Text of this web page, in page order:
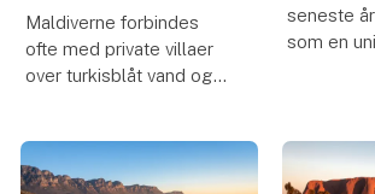
Maldiverne forbindes
ofte med private villaer
over turkisblåt vand og
mere end luksus og
afslapning. En rejse
seneste
som en